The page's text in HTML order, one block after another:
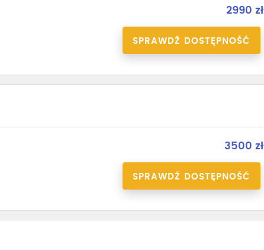
2990 zł
SPRAWDŹ DOSTĘPNOŚĆ
3500 zł
SPRAWDŹ DOSTĘPNOŚĆ